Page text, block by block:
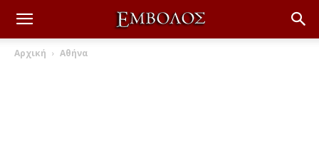
Αρχική Αθήνα